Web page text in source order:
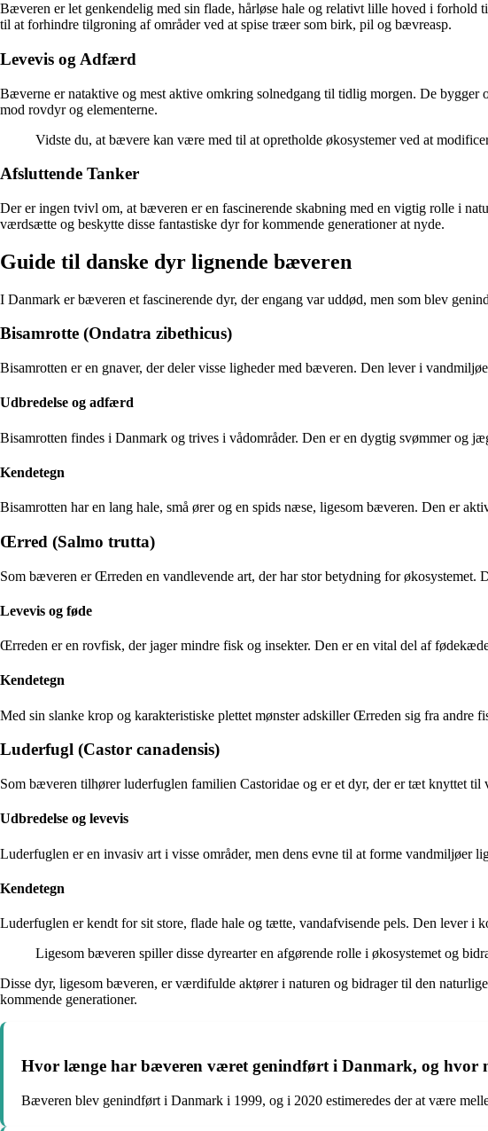
Bæveren er let genkendelig med sin flade, hårløse hale og relativt lille hoved i
til at forhindre tilgroning af områder ved at spise træer som birk, pil og bævreasp.
Levevis og Adfærd
Bæverne er nataktive og mest aktive omkring solnedgang til tidlig morgen. De bygger
mod rovdyr og elementerne.
Vidste du, at bævere kan være med til at opretholde økosystemer ved at
Afsluttende Tanker
Der er ingen tvivl om, at bæveren er en fascinerende skabning med en vigtig rolle i
værdsætte og beskytte disse fantastiske dyr for kommende generationer at nyde.
Guide til danske dyr lignende bæveren
I Danmark er bæveren et fascinerende dyr, der engang var uddød, men som blev
Bisamrotte (Ondatra zibethicus)
Bisamrotten er en gnaver, der deler visse ligheder med bæveren. Den lever i
Udbredelse og adfærd
Bisamrotten findes i Danmark og trives i vådområder. Den er en dygtig svømmer og
Kendetegn
Bisamrotten har en lang hale, små ører og en spids næse, ligesom bæveren. Den er
Œrred (Salmo trutta)
Som bæveren er Œrreden en vandlevende art, der har stor betydning for
Levevis og føde
Œrreden er en rovfisk, der jager mindre fisk og insekter. Den er en vital del af
Kendetegn
Med sin slanke krop og karakteristiske plettet mønster adskiller Œrreden sig fra
Luderfugl (Castor canadensis)
Som bæveren tilhører luderfuglen familien Castoridae og er et dyr, der er tæt knyttet
Udbredelse og levevis
Luderfuglen er en invasiv art i visse områder, men dens evne til at forme vandmiljøer
Kendetegn
Luderfuglen er kendt for sit store, flade hale og tætte, vandafvisende pels. Den lever i
Ligesom bæveren spiller disse dyrearter en afgørende rolle i økosystemet og
Disse dyr, ligesom bæveren, er værdifulde aktører i naturen og bidrager til den
kommende generationer.
Hvor længe har bæveren været genindført i Danmark, og hvor
Bæveren blev genindført i Danmark i 1999, og i 2020 estimeredes der at være